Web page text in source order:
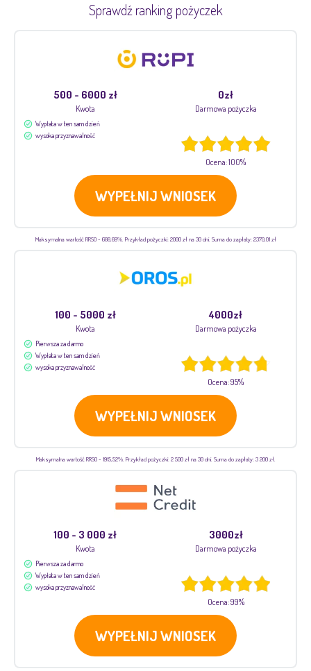
Sprawdź ranking pożyczek
500 - 6000 zł
Kwota
0zł
Darmowa pożyczka
Wypłata w ten sam dzień
wysoka przyznawalność
Ocena: 100%
WYPEŁNIJ WNIOSEK
Maksymalna wartość RRSO - 688,69%. Przykład pożyczki: 2000 zł na 30 dni. Suma do zapłaty: 2370,01 zł
100 - 5000 zł
Kwota
4000zł
Darmowa pożyczka
Pierwsza za darmo
Wypłata w ten sam dzień
wysoka przyznawalność
Ocena: 95%
WYPEŁNIJ WNIOSEK
Maksymalna wartość RRSO - 1915,52%. Przykład pożyczki: 2 500 zł na 30 dni. Suma do zapłaty: 3 200 zł.
100 - 3 000 zł
Kwota
3000zł
Darmowa pożyczka
Pierwsza za darmo
Wypłata w ten sam dzień
wysoka przyznawalność
Ocena: 99%
WYPEŁNIJ WNIOSEK